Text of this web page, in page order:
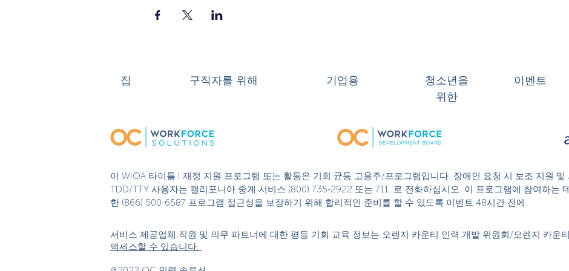
집 구직자를 위해 기업용
청소년을
위한
이벤트
이 WIOA 타이틀 I 재정 지원 프로그램 또는 활동은 기회 균등 고용주/프로그램입니다. 장애인 요청 시 보조 지원
TDD/TTY 사용자는 캘리포니아 중계 서비스 (800) 735-2922 또는 711. 로 전화하십시오. 이 프로그램에 참여하는
한 (866) 500-6587 프로그램 접근성을 보장하기 위해 합리적인 준비를 할 수 있도록 이벤트 48시간 전에.
서비스 제공업체 직원 및 의무 파트너에 대한 평등 기회 교육 정보는 오렌지 카운티 인력 개발 위원회/오렌지 카운
액세스할 수 있습니다.